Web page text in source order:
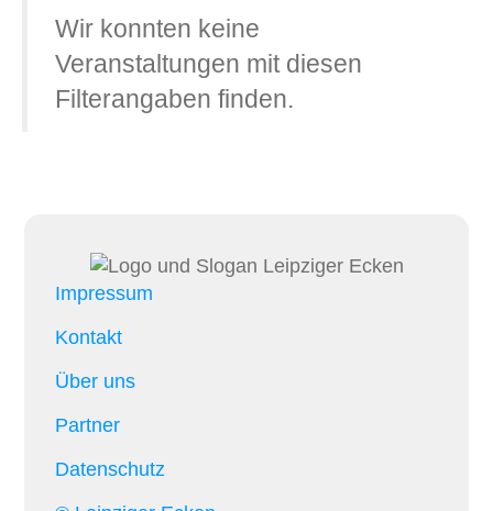
Wir konnten keine
Veranstaltungen mit diesen
Filterangaben finden.
Impressum
Kontakt
Über uns
Partner
Datenschutz